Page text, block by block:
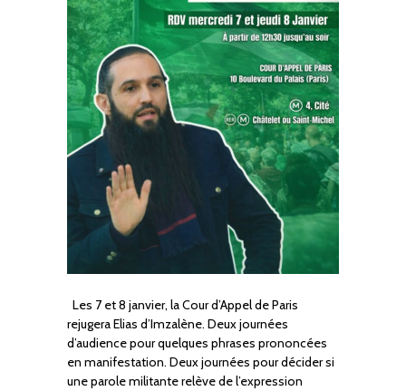
Les 7 et 8 janvier, la Cour d’Appel de Paris
rejugera Elias d’Imzalène. Deux journées
d’audience pour quelques phrases prononcées
en manifestation. Deux journées pour décider si
une parole militante relève de l’expression